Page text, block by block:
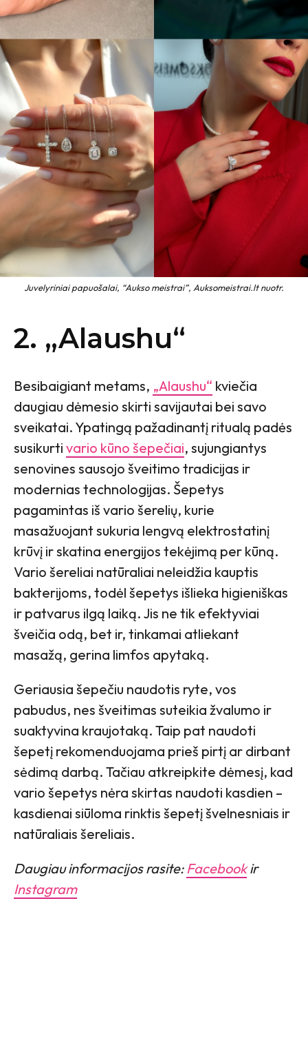
Juvelyriniai papuošalai, “Aukso meistrai”, Auksomeistrai.lt nuotr.
2. „Alaushu“
Besibaigiant metams, „Alaushu“ kviečia
daugiau dėmesio skirti savijautai bei savo
sveikatai. Ypatingą pažadinantį ritualą padės
susikurti vario kūno šepečiai, sujungiantys
senovines sausojo šveitimo tradicijas ir
modernias technologijas. Šepetys
pagamintas iš vario šerelių, kurie
masažuojant sukuria lengvą elektrostatinį
krūvį ir skatina energijos tekėjimą per kūną.
Vario šereliai natūraliai neleidžia kauptis
bakterijoms, todėl šepetys išlieka higieniškas
ir patvarus ilgą laiką. Jis ne tik efektyviai
šveičia odą, bet ir, tinkamai atliekant
masažą, gerina limfos apytaką.
Geriausia šepečiu naudotis ryte, vos
pabudus, nes šveitimas suteikia žvalumo ir
suaktyvina kraujotaką. Taip pat naudoti
šepetį rekomenduojama prieš pirtį ar dirbant
sėdimą darbą. Tačiau atkreipkite dėmesį, kad
vario šepetys nėra skirtas naudoti kasdien –
kasdienai siūloma rinktis šepetį švelnesniais ir
natūraliais šereliais.
Daugiau informacijos rasite:Facebookir
Instagram